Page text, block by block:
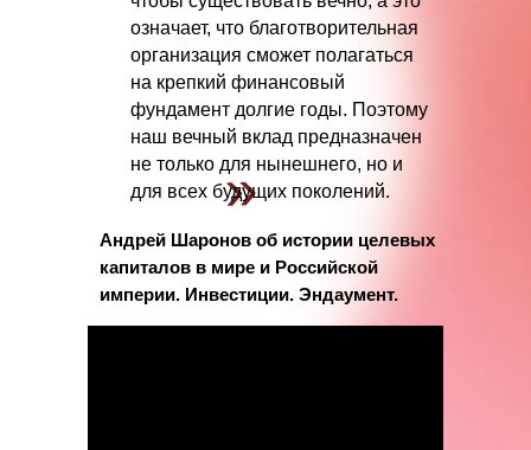
«
означает, что благотворительная
организация сможет полагаться
на крепкий финансовый
фундамент долгие годы. Поэтому
наш вечный вклад предназначен
не только для нынешнего, но и
для всех будущих поколений.
Андрей Шаронов об истории целевых
капиталов в мире и Российской
империи. Инвестиции. Эндаумент.